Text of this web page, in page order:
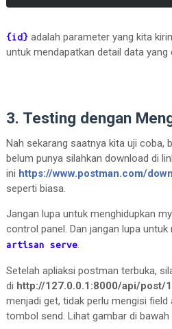
{id}adalah parameter yang kita
untuk mendapatkan detail data yang
3. Testing dengan
Nah sekarang saatnya kita uji coba,
belum punya silahkan download di
ini https://www.postman.com/
seperti biasa.
Jangan lupa untuk menghidupkan
control panel. Dan jangan lupa untuk
artisan serve.
Setelah apliaksi postman terbuka,
di http://127.0.0.1:8000/api/post/1
menjadi get, tidak perlu mengisi field
tombol send. Lihat gambar di